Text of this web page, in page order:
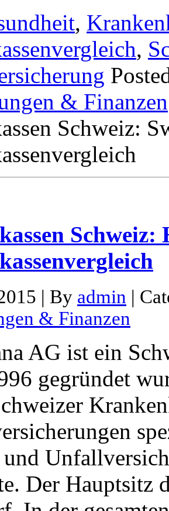
,
,
& Finanzen
Schweiz:
Schweiz:
| By admin |
& Finanzen
AG ist ein
gegründet
Der Hauptsitz